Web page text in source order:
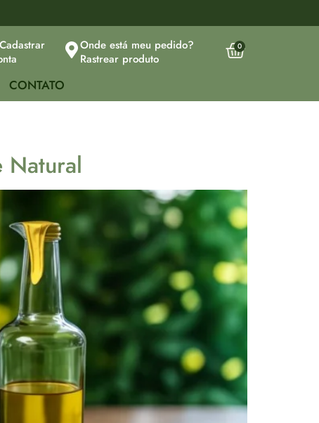
Onde está meu pedido?
Rastrear produto
0
CONTATO
Natural